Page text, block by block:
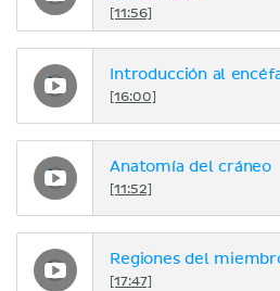
[11:56]
Introducción al
[16:00]
Anatomía del cráneo
[11:52]
Regiones del
[17:47]